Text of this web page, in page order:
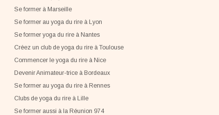
Se former à Marseille
Se former au yoga du rire à Lyon
Se former yoga du rire à Nantes
Créez un club de yoga du rire à Toulouse
Commencer le yoga du rire à Nice
Devenir Animateur-trice à Bordeaux
Se former au yoga du rire à Rennes
Clubs de yoga du rire à Lille
Se former aussi à la Réunion 974